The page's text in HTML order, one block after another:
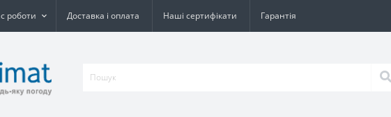
роботи Доставка і оплата Наші сертифікати Гарантія